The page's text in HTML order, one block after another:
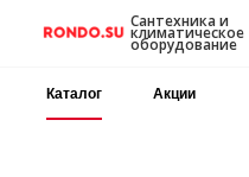
Сантехника и
климатическое
оборудование
Каталог Акции